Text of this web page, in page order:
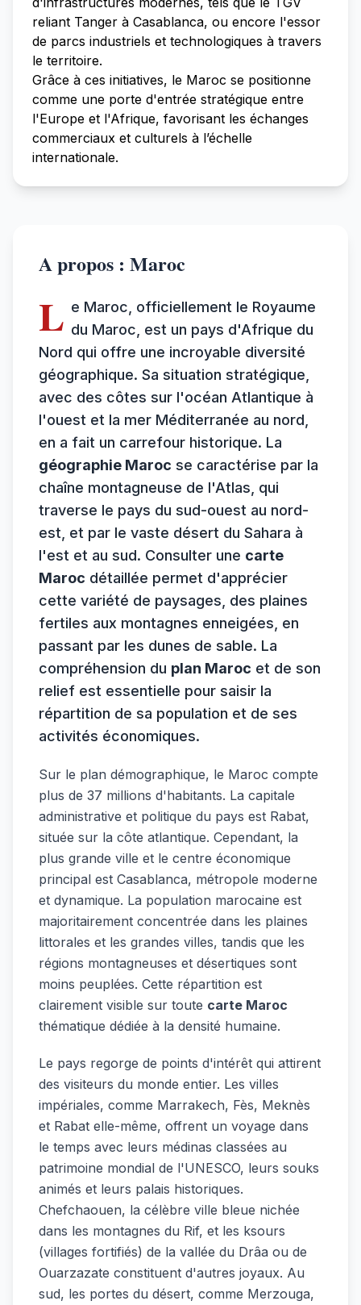
reliant Tanger à Casablanca, ou encore l'essor
de parcs industriels et technologiques à travers
le territoire.
Grâce à ces initiatives, le Maroc se positionne
comme une porte d'entrée stratégique entre
l'Europe et l'Afrique, favorisant les échanges
commerciaux et culturels à l’échelle
internationale.
A propos : Maroc
L e Maroc, officiellement le Royaume
du Maroc, est un pays d'Afrique du
Nord qui offre une incroyable diversité
géographique. Sa situation stratégique,
avec des côtes sur l'océan Atlantique à
l'ouest et la mer Méditerranée au nord,
en a fait un carrefour historique. La
géographie Maroc se caractérise par la
chaîne montagneuse de l'Atlas, qui
traverse le pays du sud-ouest au nord-
est, et par le vaste désert du Sahara à
l'est et au sud. Consulter une carte
Maroc détaillée permet d'apprécier
cette variété de paysages, des plaines
fertiles aux montagnes enneigées, en
passant par les dunes de sable. La
compréhension du plan Maroc et de son
relief est essentielle pour saisir la
répartition de sa population et de ses
activités économiques.
Sur le plan démographique, le Maroc compte
plus de 37 millions d'habitants. La capitale
administrative et politique du pays est Rabat,
située sur la côte atlantique. Cependant, la
plus grande ville et le centre économique
principal est Casablanca, métropole moderne
et dynamique. La population marocaine est
majoritairement concentrée dans les plaines
littorales et les grandes villes, tandis que les
régions montagneuses et désertiques sont
moins peuplées. Cette répartition est
clairement visible sur toute carte Maroc
thématique dédiée à la densité humaine.
Le pays regorge de points d'intérêt qui attirent
des visiteurs du monde entier. Les villes
impériales, comme Marrakech, Fès, Meknès
et Rabat elle-même, offrent un voyage dans
le temps avec leurs médinas classées au
patrimoine mondial de l'UNESCO, leurs souks
animés et leurs palais historiques.
Chefchaouen, la célèbre ville bleue nichée
dans les montagnes du Rif, et les ksours
(villages fortifiés) de la vallée du Drâa ou de
Ouarzazate constituent d'autres joyaux. Au
sud, les portes du désert, comme Merzouga,